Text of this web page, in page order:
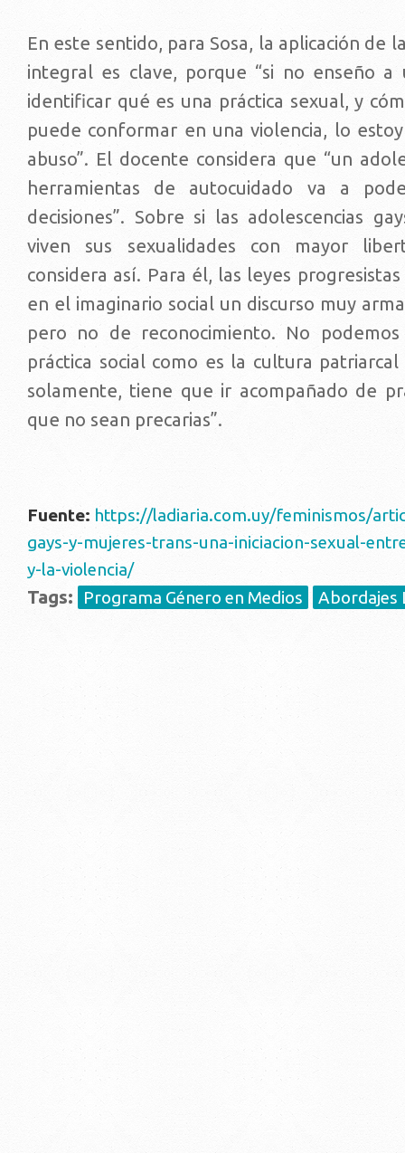
En este sentido, para Sosa, la aplicación de
integral es clave, porque “si no enseño a
identificar qué es una práctica sexual, y
puede conformar en una violencia, lo
abuso”. El docente considera que “un
herramientas de autocuidado va a
decisiones”. Sobre si las adolescencias
viven sus sexualidades con mayor
considera así. Para él, las leyes
en el imaginario social un discurso muy
pero no de reconocimiento. No
práctica social como es la cultura
solamente, tiene que ir acompañado de
que no sean precarias”.
Fuente: https://ladiaria.com.uy/feminismos/
gays-y-mujeres-trans-una-iniciacion-sexual-
y-la-violencia/
Tags: Programa Género en Medios Abordajes